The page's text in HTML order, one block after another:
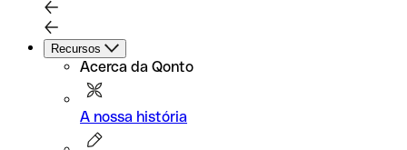
Recursos
Acerca da Qonto
A nossa história